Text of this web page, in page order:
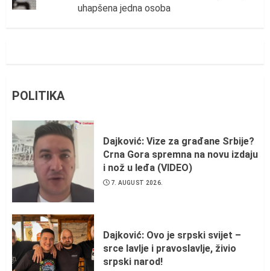
uhapšena jedna osoba
POLITIKA
Dajković: Vize za građane Srbije?
Crna Gora spremna na novu izdaju
i nož u leđa (VIDEO)
7. AUGUST 2026.
Dajković: Ovo je srpski svijet –
srce lavlje i pravoslavlje, živio
srpski narod!